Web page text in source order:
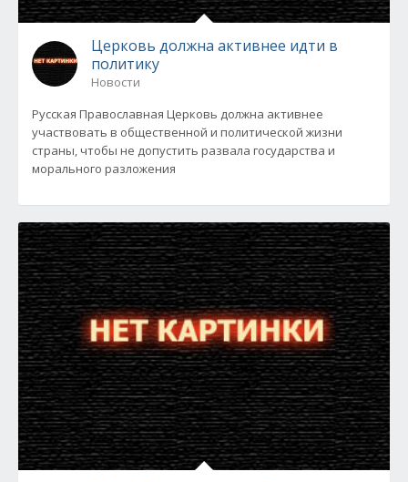
Церковь должна активнее идти в
политику
Новости
Русская Православная Церковь должна активнее
участвовать в общественной и политической жизни
страны, чтобы не допустить развала государства и
морального разложения